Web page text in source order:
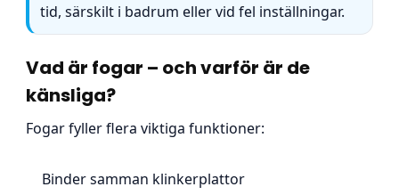
tid, särskilt i badrum eller vid fel inställningar.
Vad är fogar – och varför är de
känsliga?
Fogar fyller flera viktiga funktioner:
Binder samman klinkerplattor